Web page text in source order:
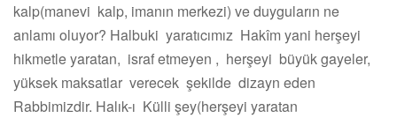
kalp(manevi kalp, imanın merkezi) ve duyguların ne
anlamı oluyor? Halbuki yaratıcımız Hakîm yani herşeyi
hikmetle yaratan, israf etmeyen , herşeyi büyük gayeler,
yüksek maksatlar verecek şekilde dizayn eden
Rabbimizdir. Halık-ı Külli şey(herşeyi yaratan